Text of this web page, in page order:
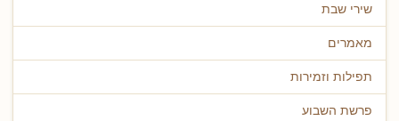
שירי שבת
מאמרים
תפילות וזמירות
פרשת השבוע